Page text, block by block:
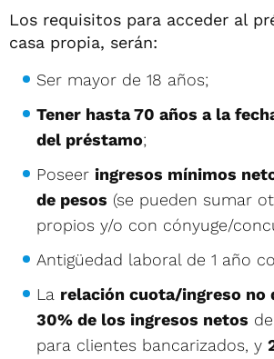
Los requisitos para acceder al
casa propia, serán:
Ser mayor de 18 años;
Tener hasta 70 años a la
del préstamo;
Poseer ingresos mínimos
de pesos (se pueden sumar
propios y/o con cónyuge/
Antigüedad laboral de 1 año
La relación cuota/ingreso no
30% de los ingresos netos
para clientes bancarizados, y